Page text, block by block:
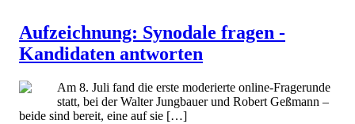
Aufzeichnung: Synodale fragen -
Kandidaten antworten
Am 8. Juli fand die erste moderierte online-Fragerunde
statt, bei der Walter Jungbauer und Robert Geßmann –
beide sind bereit, eine auf sie […]